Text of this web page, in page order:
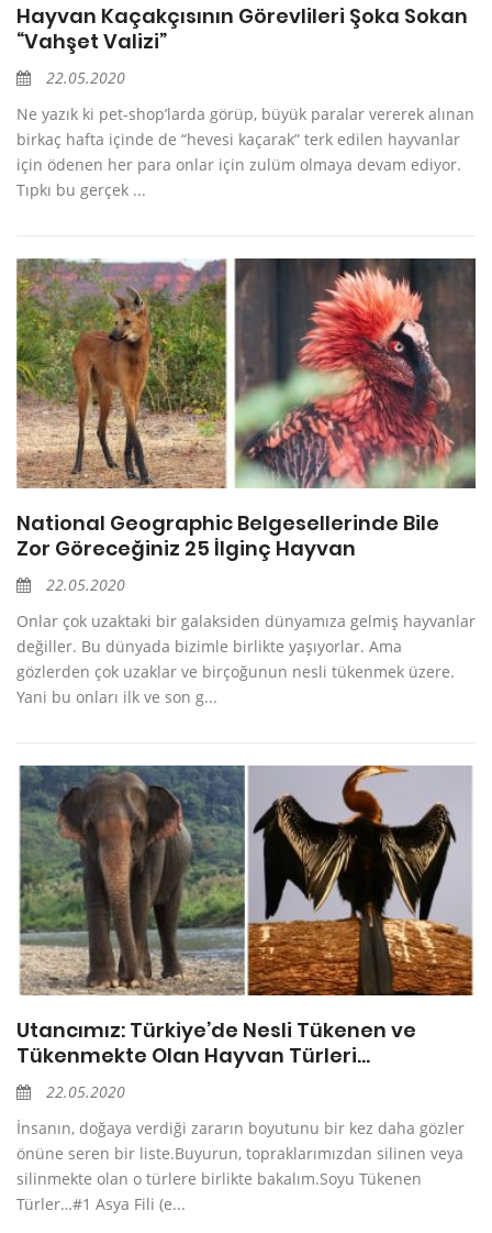
Hayvan Kaçakçısının Görevlileri Şoka Sokan
“Vahşet Valizi”
22.05.2020
Ne yazık ki pet-shop’larda görüp, büyük paralar vererek alınan
birkaç hafta içinde de “hevesi kaçarak” terk edilen hayvanlar
için ödenen her para onlar için zulüm olmaya devam ediyor.
Tıpkı bu gerçek ...
National Geographic Belgesellerinde Bile
Zor Göreceğiniz 25 İlginç Hayvan
22.05.2020
Onlar çok uzaktaki bir galaksiden dünyamıza gelmiş hayvanlar
değiller. Bu dünyada bizimle birlikte yaşıyorlar. Ama
gözlerden çok uzaklar ve birçoğunun nesli tükenmek üzere.
Yani bu onları ilk ve son g...
Utancımız: Türkiye’de Nesli Tükenen ve
Tükenmekte Olan Hayvan Türleri…
22.05.2020
İnsanın, doğaya verdiği zararın boyutunu bir kez daha gözler
önüne seren bir liste.Buyurun, topraklarımızdan silinen veya
silinmekte olan o türlere birlikte bakalım.Soyu Tükenen
Türler…#1 Asya Fili (e...